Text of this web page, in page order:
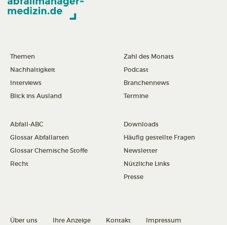
Themen
Nachhaltigkeit
Interviews
Blick ins Ausland
Zahl des Monats
Podcast
Branchennews
Termine
Abfall-ABC
Glossar Abfallarten
Glossar Chemische Stoffe
Recht
Downloads
Häufig gestellte Fragen
Newsletter
Nützliche Links
Presse
Über uns Ihre Anzeige Kontakt Impressum